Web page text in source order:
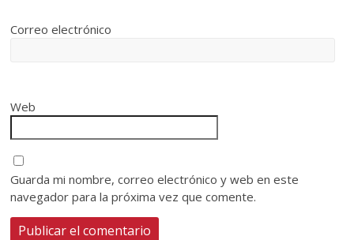
Correo electrónico
Web
Guarda mi nombre, correo electrónico y web en este
navegador para la próxima vez que comente.